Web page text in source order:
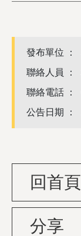
發布單位 ：
聯絡人員 ：
聯絡電話 ：
公告日期 ：
回首頁
分享